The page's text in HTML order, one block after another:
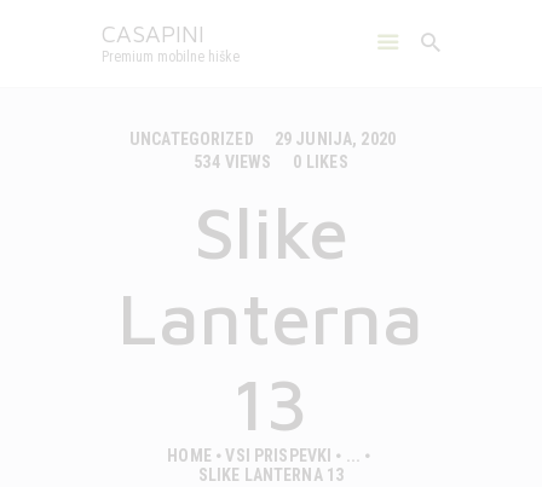
CASAPINI
Premium mobilne hiške
UNCATEGORIZED
29 JUNIJA, 2020
534 VIEWS 0 LIKES
Slike
Lanterna
13
HOME VSI PRISPEVKI
SLIKE LANTERNA 13
MOBILNE HIŠKE
SPOZNAJTE NAS
KONTAKT
SLOVENŠČINA